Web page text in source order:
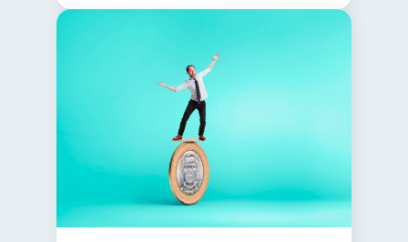
4
Superintendencia de Bancos
Criptomonedas 2
Cuenta Abandonada
Inversiones 2
Finanzas Personales 1